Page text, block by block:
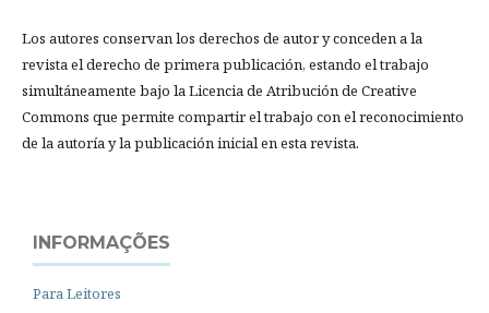
Los autores conservan los derechos de autor y conceden a la
revista el derecho de primera publicación, estando el trabajo
simultáneamente bajo la Licencia de Atribución de Creative
Commons que permite compartir el trabajo con el reconocimiento
de la autoría y la publicación inicial en esta revista.
INFORMAÇÕES
Para Leitores